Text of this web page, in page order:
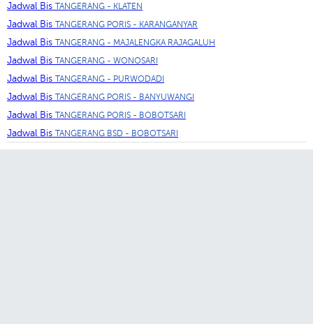
Jadwal Bis TANGERANG - KLATEN
Jadwal Bis TANGERANG PORIS - KARANGANYAR
Jadwal Bis TANGERANG - MAJALENGKA RAJAGALUH
Jadwal Bis TANGERANG - WONOSARI
Jadwal Bis TANGERANG - PURWODADI
Jadwal Bis TANGERANG PORIS - BANYUWANGI
Jadwal Bis TANGERANG PORIS - BOBOTSARI
Jadwal Bis TANGERANG BSD - BOBOTSARI